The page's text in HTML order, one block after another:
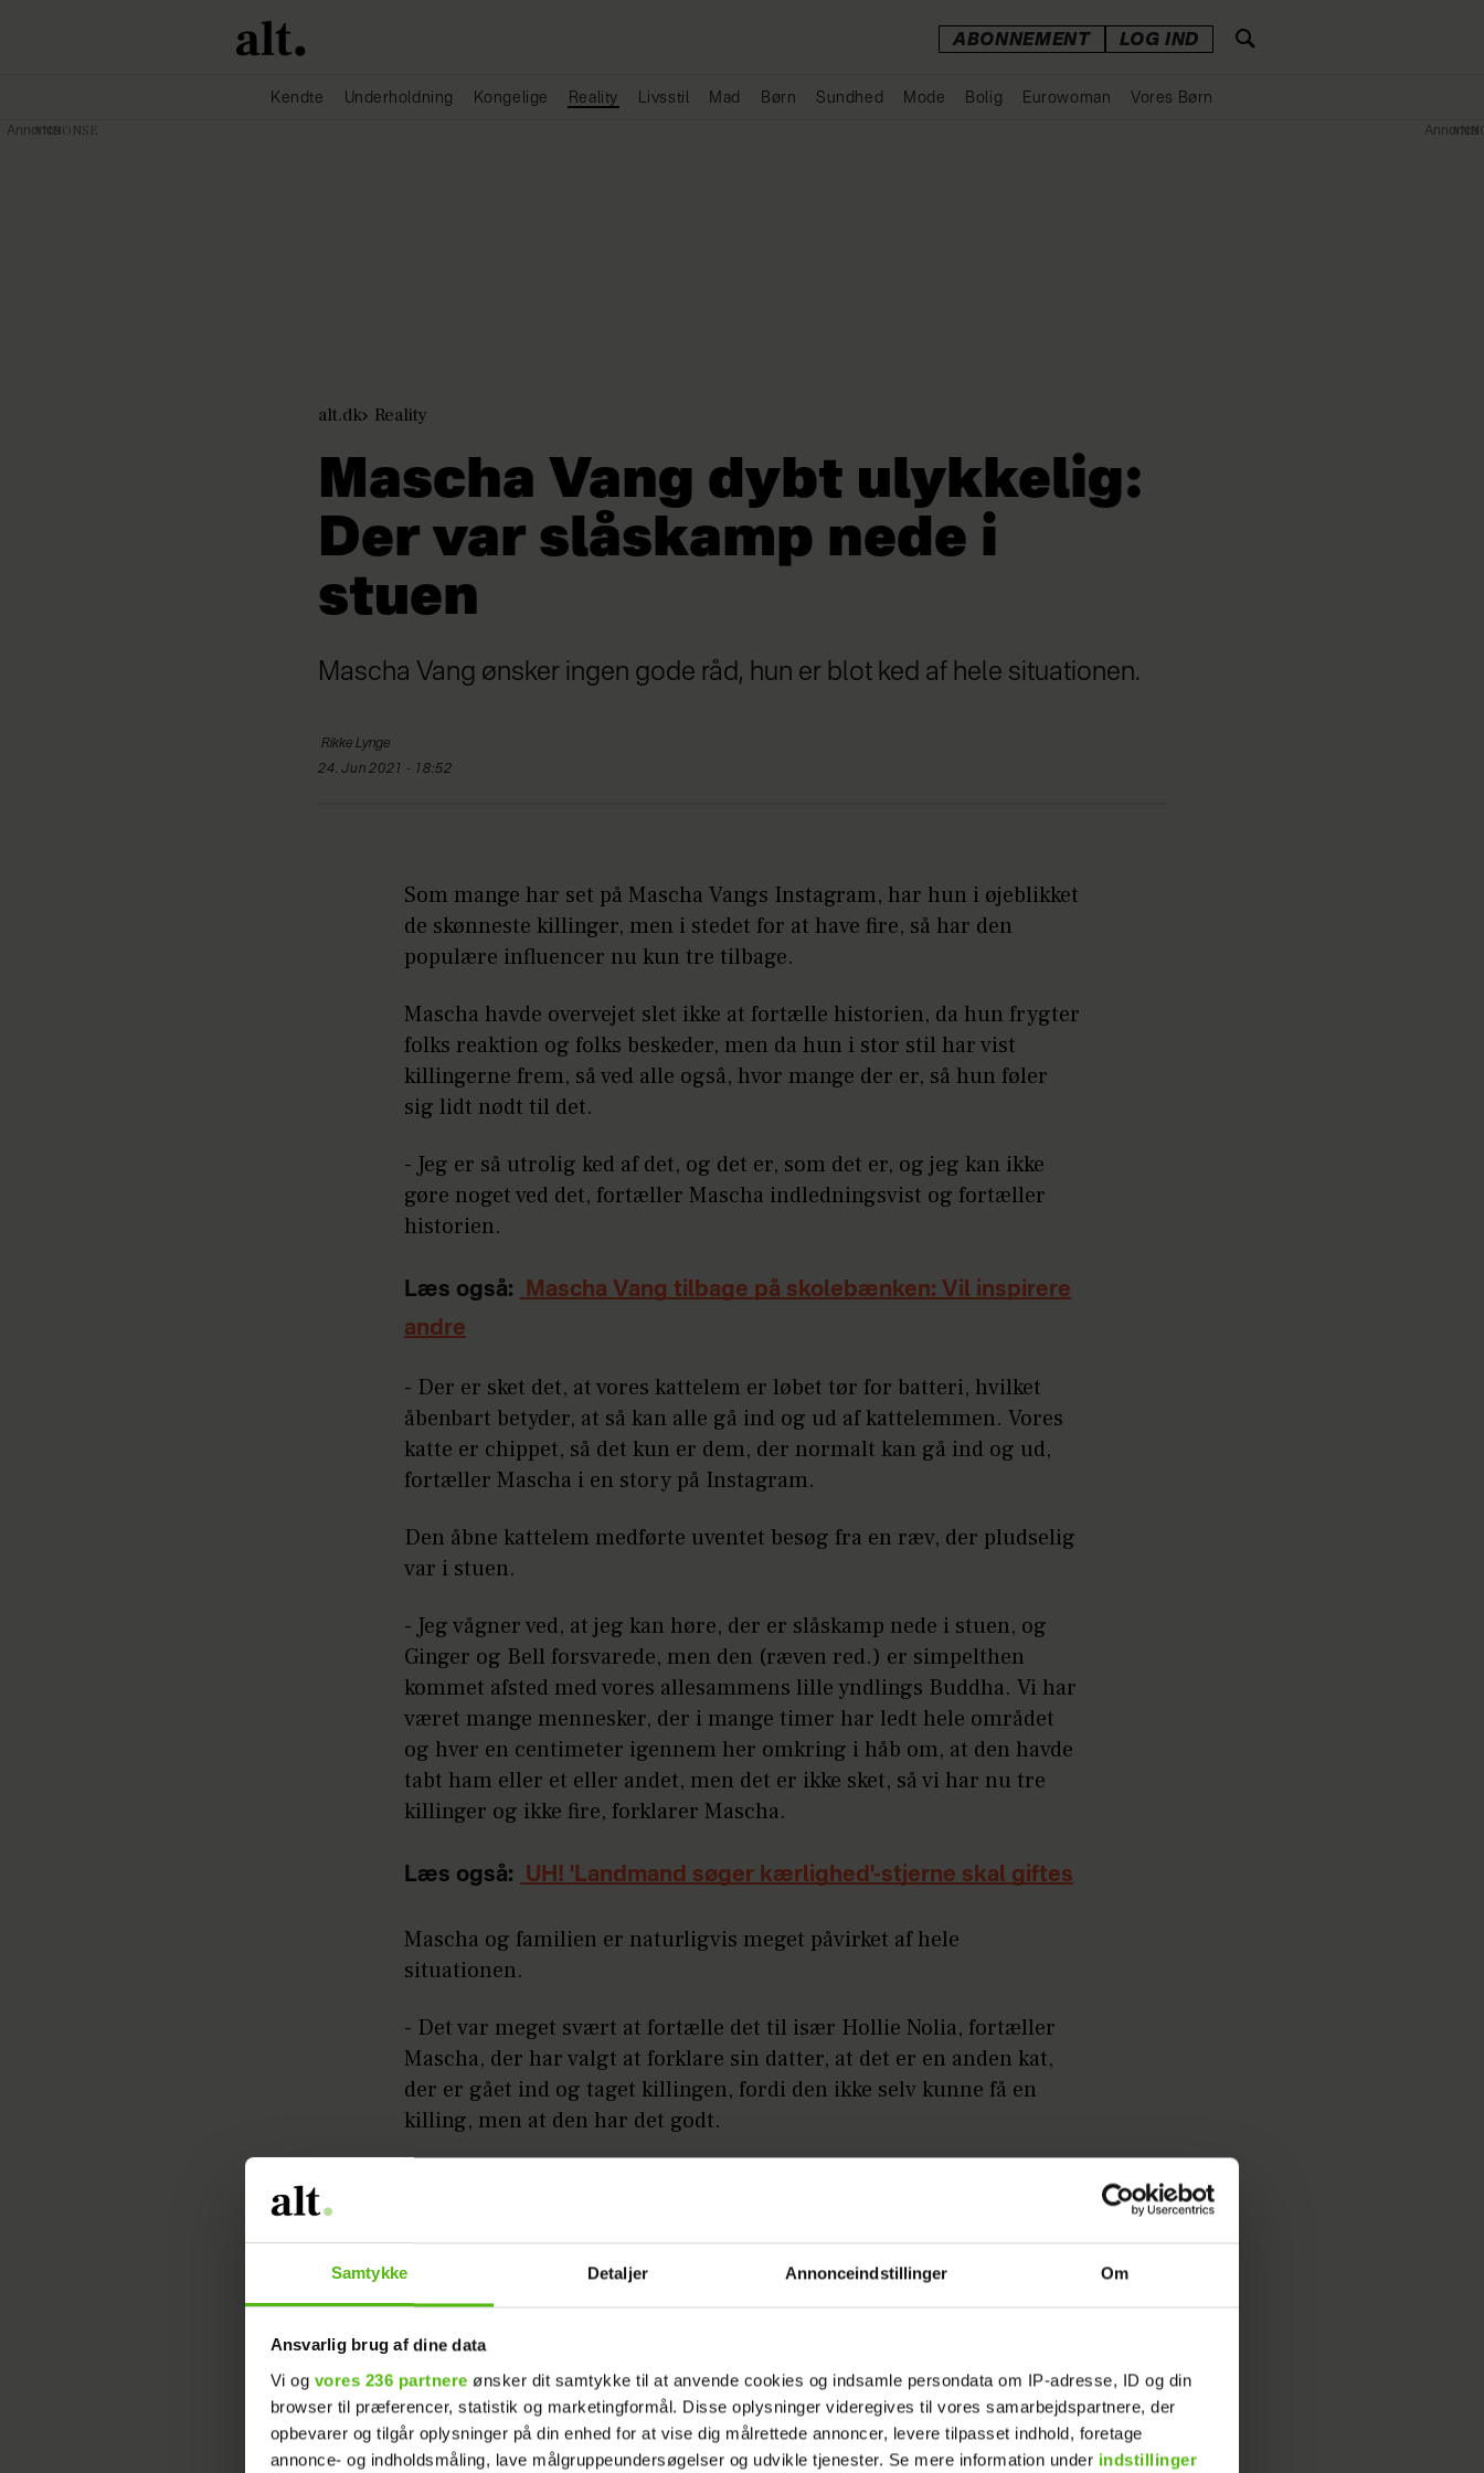
Samtykke Detaljer Annonceindstillinger Om
Ansvarlig brug af dine data
Vi og vores 236 partnere ønsker dit samtykke til at anvende cookies og indsamle persondata om IP-adresse, ID og din
browser til præferencer, statistik og marketingformål. Disse oplysninger videregives til vores samarbejdspartnere, der
opbevarer og tilgår oplysninger på din enhed for at vise dig målrettede annoncer, levere tilpasset indhold, foretage
annonce- og indholdsmåling, lave målgruppeundersøgelser og udvikle tjenester. Se mere information under indstillinger
ABONNEMENT LOG IND
Kendte Underholdning Kongelige Reality Livsstil Mad Børn Sundhed Mode Bolig Eurowoman Vores Børn
alt.dk Reality
Mascha Vang dybt ulykkelig:
Der var slåskamp nede i
stuen
Mascha Vang ønsker ingen gode råd, hun er blot ked af hele situationen.
Rikke Lynge
24. Jun 2021 - 18:52
Som mange har set på Mascha Vangs Instagram, har hun i øjeblikket
de skønneste killinger, men i stedet for at have fire, så har den
populære influencer nu kun tre tilbage.
Mascha havde overvejet slet ikke at fortælle historien, da hun frygter
folks reaktion og folks beskeder, men da hun i stor stil har vist
killingerne frem, så ved alle også, hvor mange der er, så hun føler
sig lidt nødt til det.
- Jeg er så utrolig ked af det, og det er, som det er, og jeg kan ikke
gøre noget ved det, fortæller Mascha indledningsvist og fortæller
historien.
Læs også:
Mascha Vang tilbage på skolebænken: Vil inspirere
andre
- Der er sket det, at vores kattelem er løbet tør for batteri, hvilket
åbenbart betyder, at så kan alle gå ind og ud af kattelemmen. Vores
katte er chippet, så det kun er dem, der normalt kan gå ind og ud,
fortæller Mascha i en story på Instagram.
Den åbne kattelem medførte uventet besøg fra en ræv, der pludselig
var i stuen.
- Jeg vågner ved, at jeg kan høre, der er slåskamp nede i stuen, og
Ginger og Bell forsvarede, men den (ræven red.) er simpelthen
kommet afsted med vores allesammens lille yndlings Buddha. Vi har
været mange mennesker, der i mange timer har ledt hele området
og hver en centimeter igennem her omkring i håb om, at den havde
tabt ham eller et eller andet, men det er ikke sket, så vi har nu tre
killinger og ikke fire, forklarer Mascha.
Læs også: UH! 'Landmand søger kærlighed'-stjerne skal giftes
Mascha og familien er naturligvis meget påvirket af hele
situationen.
- Det var meget svært at fortælle det til især Hollie Nolia, fortæller
Mascha, der har valgt at forklare sin datter, at det er en anden kat,
der er gået ind og taget killingen, fordi den ikke selv kunne få en
killing, men at den har det godt.
Annonce Annonce